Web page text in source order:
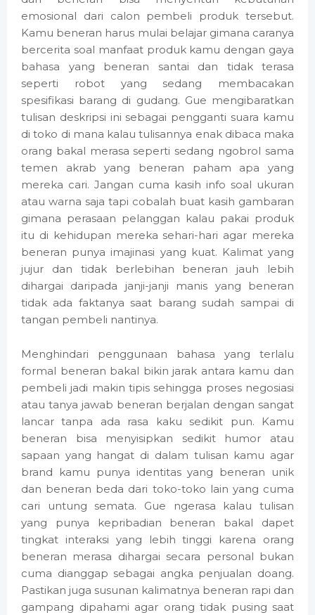
emosional dari calon pembeli produk tersebut.
Kamu beneran harus mulai belajar gimana caranya
bercerita soal manfaat produk kamu dengan gaya
bahasa yang beneran santai dan tidak terasa
seperti robot yang sedang membacakan
spesifikasi barang di gudang. Gue mengibaratkan
tulisan deskripsi ini sebagai pengganti suara kamu
di toko di mana kalau tulisannya enak dibaca maka
orang bakal merasa seperti sedang ngobrol sama
temen akrab yang beneran paham apa yang
mereka cari. Jangan cuma kasih info soal ukuran
atau warna saja tapi cobalah buat kasih gambaran
gimana perasaan pelanggan kalau pakai produk
itu di kehidupan mereka sehari-hari agar mereka
beneran punya imajinasi yang kuat. Kalimat yang
jujur dan tidak berlebihan beneran jauh lebih
dihargai daripada janji-janji manis yang beneran
tidak ada faktanya saat barang sudah sampai di
tangan pembeli nantinya.
Menghindari penggunaan bahasa yang terlalu
formal beneran bakal bikin jarak antara kamu dan
pembeli jadi makin tipis sehingga proses negosiasi
atau tanya jawab beneran berjalan dengan sangat
lancar tanpa ada rasa kaku sedikit pun. Kamu
beneran bisa menyisipkan sedikit humor atau
sapaan yang hangat di dalam tulisan kamu agar
brand kamu punya identitas yang beneran unik
dan beneran beda dari toko-toko lain yang cuma
cari untung semata. Gue ngerasa kalau tulisan
yang punya kepribadian beneran bakal dapet
tingkat interaksi yang lebih tinggi karena orang
beneran merasa dihargai secara personal bukan
cuma dianggap sebagai angka penjualan doang.
Pastikan juga susunan kalimatnya beneran rapi dan
gampang dipahami agar orang tidak pusing saat